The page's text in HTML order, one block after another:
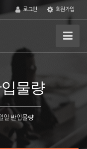
로그인 회원가입
물량
일 반입물량